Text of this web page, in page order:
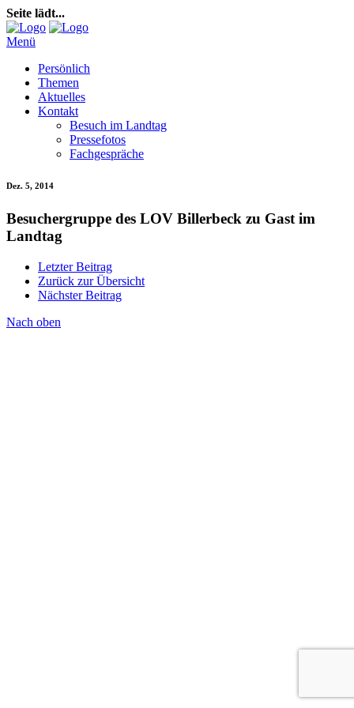
Seite lädt...
Menü
Persönlich
Themen
Aktuelles
Kontakt
Besuch im Landtag
Pressefotos
Fachgespräche
Dez. 5, 2014
Besuchergruppe des LOV Billerbeck zu Gast im
Landtag
Letzter Beitrag
Zurück zur Übersicht
Nächster Beitrag
Nach oben